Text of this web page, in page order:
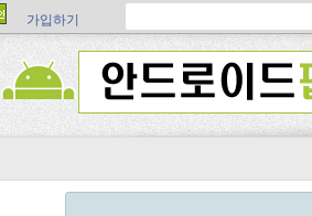
가입하기